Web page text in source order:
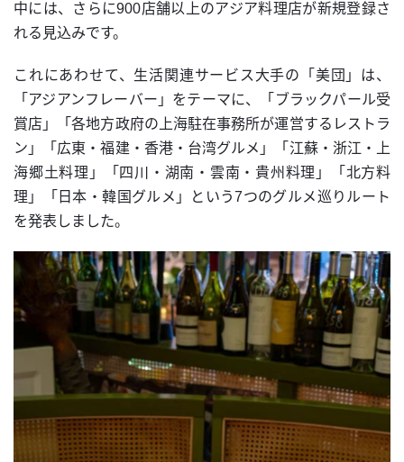
中には、さらに900店舗以上のアジア料理店が新規登録さ
れる見込みです。
これにあわせて、生活関連サービス大手の「美団」は、
「アジアンフレーバー」をテーマに、「ブラックパール受
賞店」「各地方政府の上海駐在事務所が運営するレストラ
ン」「広東・福建・香港・台湾グルメ」「江蘇・浙江・上
海郷土料理」「四川・湖南・雲南・貴州料理」「北方料
理」「日本・韓国グルメ」という7つのグルメ巡りルート
を発表しました。